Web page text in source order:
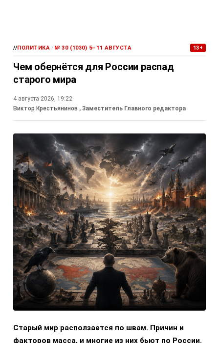
//ПОЛИТИКА / № 30 (1030) 5–11 АВГУСТА 13+
Чем обернётся для России распад
старого мира
4 августа 2026, 19:22
Виктор Крестьянинов , Заместитель Главного редактора
Старый мир расползается по швам. Причин и
факторов масса, и многие из них бьют по России.